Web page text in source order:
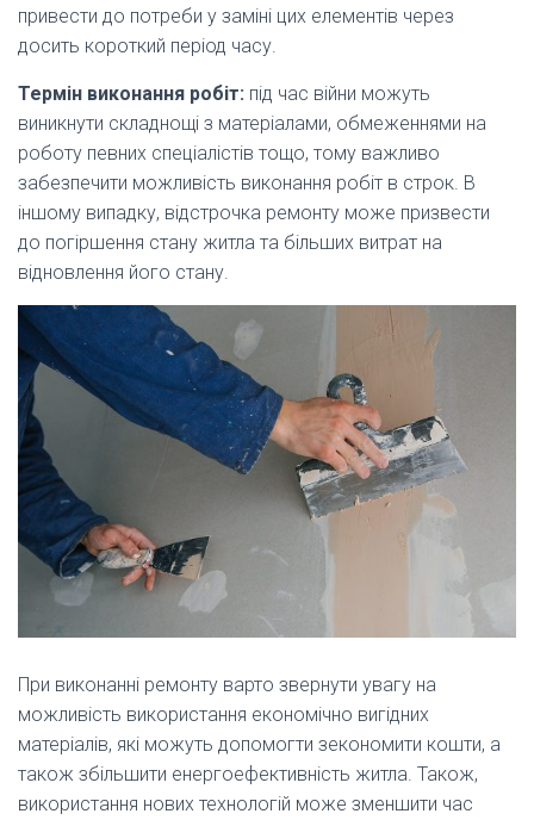
привести до потреби у заміні цих елементів через
досить короткий період часу.
Термін виконання робіт: під час війни можуть
виникнути складнощі з матеріалами, обмеженнями на
роботу певних спеціалістів тощо, тому важливо
забезпечити можливість виконання робіт в строк. В
іншому випадку, відстрочка ремонту може призвести
до погіршення стану житла та більших витрат на
відновлення його стану.
При виконанні ремонту варто звернути увагу на
можливість використання економічно вигідних
матеріалів, які можуть допомогти зекономити кошти, а
також збільшити енергоефективність житла. Також,
використання нових технологій може зменшити час